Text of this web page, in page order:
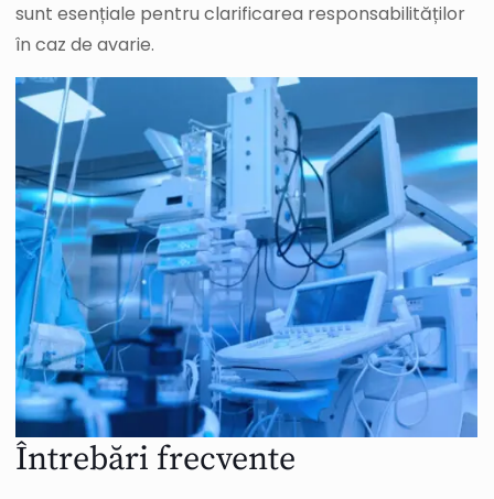
sunt esențiale pentru clarificarea responsabilităților
în caz de avarie.
Întrebări frecvente